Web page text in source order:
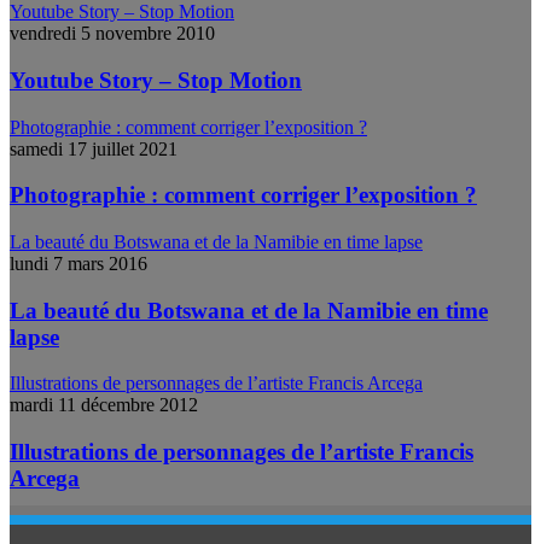
Youtube Story – Stop Motion
vendredi 5 novembre 2010
Youtube Story – Stop Motion
Photographie : comment corriger l’exposition ?
samedi 17 juillet 2021
Photographie : comment corriger l’exposition ?
La beauté du Botswana et de la Namibie en time lapse
lundi 7 mars 2016
La beauté du Botswana et de la Namibie en time
lapse
Illustrations de personnages de l’artiste Francis Arcega
mardi 11 décembre 2012
Illustrations de personnages de l’artiste Francis
Arcega